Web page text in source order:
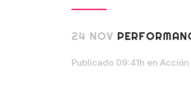
24 NOV
Publicado 09:41h en